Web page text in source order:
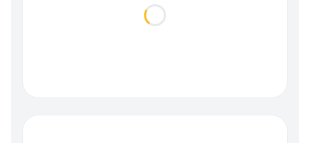
Loading...